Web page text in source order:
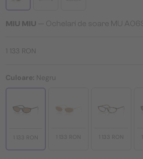
MIU MIU — Ochelari de soare MU
1 133 RON
Culoare: Negru
1 133 RON 1 133 RON 1 133 RON